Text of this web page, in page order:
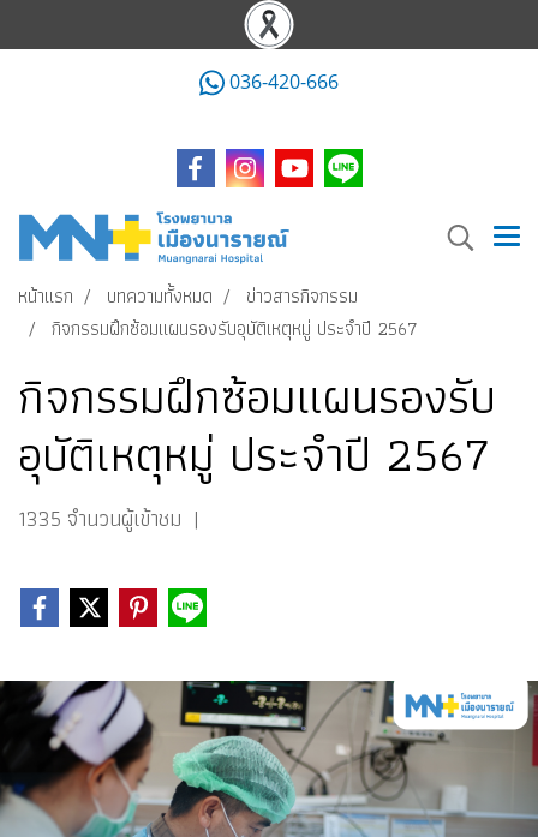
036-420-666
หน้าแรก บทความทั้งหมด
ข่าวสารกิจกรรม
กิจกรรมฝึกซ้อมแผนรองรับอุบัติเหตุหมู่ ประจำปี 2567
กิจกรรมฝึกซ้อมแผนรองรับ
อุบัติเหตุหมู่ ประจำปี 2567
1335 จำนวนผู้เข้าชม |